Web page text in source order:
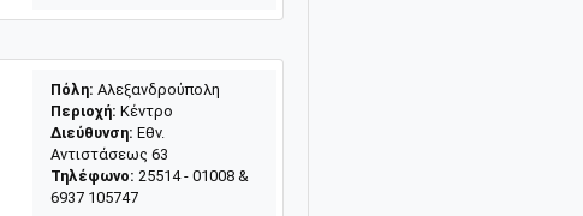
Πόλη: Αλεξανδρούπολη
Περιοχή: Κέντρο
Διεύθυνση: Εθν.
Αντιστάσεως 63
Τηλέφωνο: 25514 - 01008 &
6937 105747